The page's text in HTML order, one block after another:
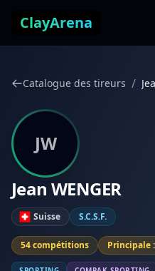
ClayArena
Catalogue des tireurs /
JW
Jean WENGER
Suisse S.C.S.F.
54 compétitions Principale :